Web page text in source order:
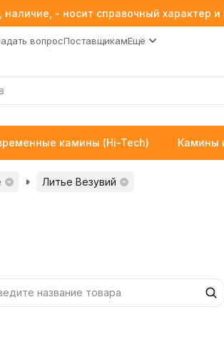
- носит справочный характер
вопросПоставщикамЕщё
камины (Hi-Tech) Камины
Литье Везувий